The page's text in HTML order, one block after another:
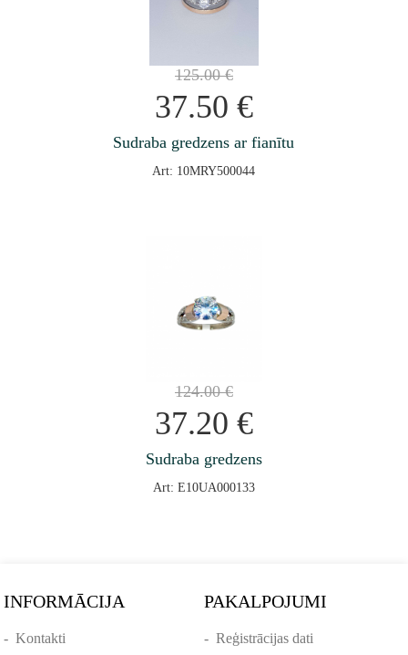
125.00€
37.50 €
Sudraba gredzens ar fianītu
Art: 10MRY500044
124.00€
37.20 €
Sudraba gredzens
Art: E10UA000133
INFORMĀCIJA
-Kontakti
PAKALPOJUMI
- Reģistrācijas dati